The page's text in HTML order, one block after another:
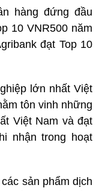
hàng đứng đầu
10 VNR500 năm
đạt Top 10
lớn nhất Việt
tôn vinh những
Việt Nam và đạt
nhận trong hoạt
sản phẩm dịch